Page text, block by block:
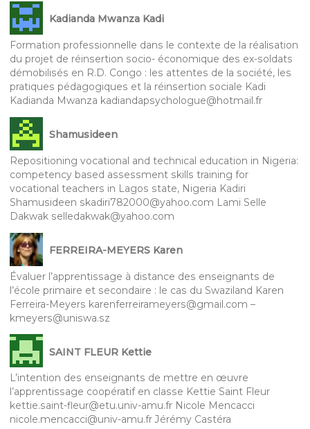
Kadianda Mwanza Kadi
Formation professionnelle dans le contexte de la réalisation
du projet de réinsertion socio- économique des ex-soldats
démobilisés en R.D. Congo : les attentes de la société, les
pratiques pédagogiques et la réinsertion sociale Kadi
Kadianda Mwanza kadiandapsychologue@hotmail.fr
Shamusideen
Repositioning vocational and technical education in Nigeria:
competency based assessment skills training for
vocational teachers in Lagos state, Nigeria Kadiri
Shamusideen skadiri782000@yahoo.com Lami Selle
Dakwak selledakwak@yahoo.com
FERREIRA-MEYERS Karen
Évaluer l’apprentissage à distance des enseignants de
l’école primaire et secondaire : le cas du Swaziland Karen
Ferreira-Meyers karenferreirameyers@gmail.com –
kmeyers@uniswa.sz
SAINT FLEUR Kettie
L’intention des enseignants de mettre en œuvre
l’apprentissage coopératif en classe Kettie Saint Fleur
kettie.saint-fleur@etu.univ-amu.fr Nicole Mencacci
nicole.mencacci@univ-amu.fr Jérémy Castéra